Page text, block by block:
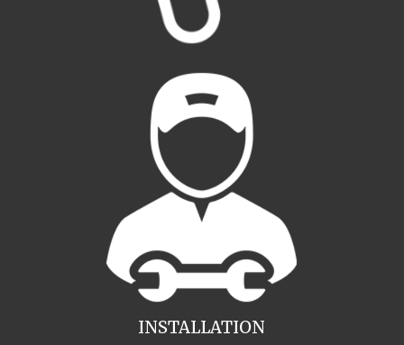
INSTALLATION